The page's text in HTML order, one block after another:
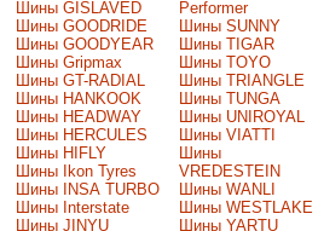
Шины GISLAVED
Шины GOODRIDE
Шины GOODYEAR
Шины Gripmax
Шины GT-RADIAL
Шины HANKOOK
Шины HEADWAY
Шины HERCULES
Шины HIFLY
Шины Ikon Tyres
Шины INSA TURBO
Шины Interstate
Шины JINYU
Performer
Шины SUNNY
Шины TIGAR
Шины TOYO
Шины TRIANGLE
Шины TUNGA
Шины UNIROYAL
Шины VIATTI
Шины
VREDESTEIN
Шины WANLI
Шины WESTLAKE
Шины YARTU